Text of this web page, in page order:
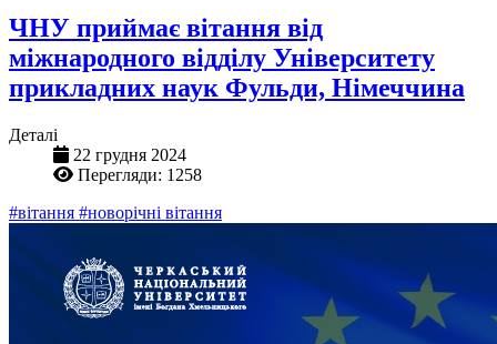
ЧНУ приймає вітання від
міжнародного відділу Університету
прикладних наук Фульди, Німеччина
Деталі
22 грудня 2024
Перегляди: 1258
#вітання #новорічні вітання